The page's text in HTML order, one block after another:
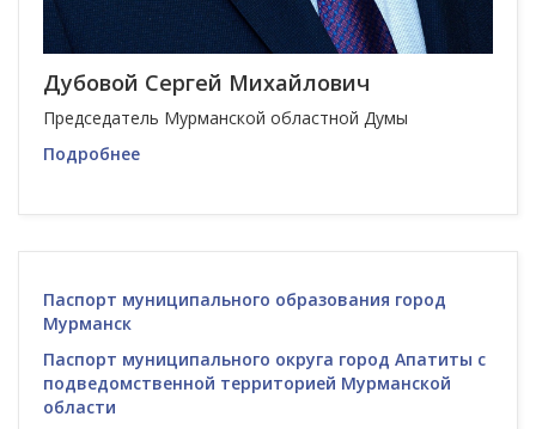
Дубовой Сергей Михайлович
Председатель Мурманской областной Думы
Подробнее
Паспорт муниципального образования город
Мурманск
Паспорт муниципального округа город Апатиты с
подведомственной территорией Мурманской
области